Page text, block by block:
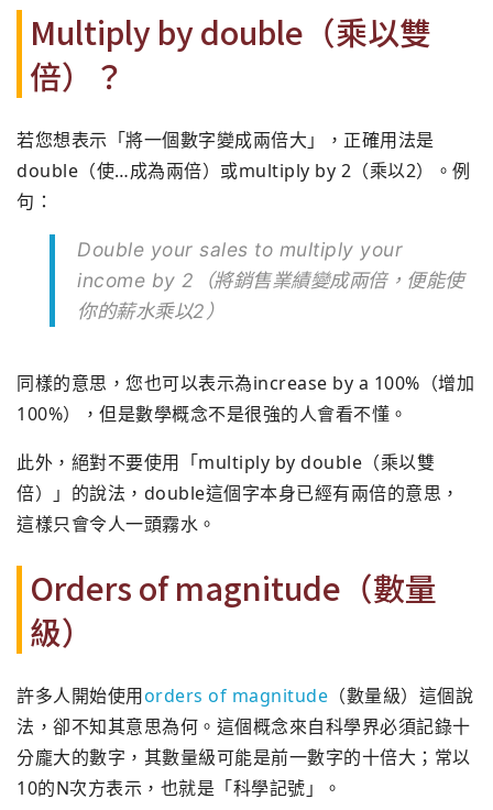
Multiply by double（乘以雙
倍）？
若您想表示「將一個數字變成兩倍大」，正確用法是
double（使…成為兩倍）或multiply by 2（乘以2）。例
句：
Double your sales to multiply your
income by 2（將銷售業績變成兩倍，便能使
你的薪水乘以2）
同樣的意思， 您也可以表示為increase by a 100%（增加
100%），但是數學概念不是很強的人會看不懂。
此外，絕對不要使用「multiply by double（乘以雙
倍）」的說法， double這個字本身已經有兩倍的意思，
這樣只會令人一頭霧水。
Orders of magnitude（數量
級）
許多人開始使用orders of magnitude （數量級）這個說
法，卻不知其意思為何。 這個概念來自科學界必須記錄十
分龐大的數字， 其數量級可能是前一數字的十倍大；常以
10的N次方表示， 也就是「科學記號」。